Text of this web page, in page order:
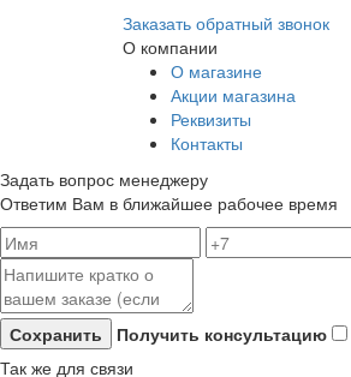
Заказать обратный звонок
О компании
О магазине
Акции магазина
Реквизиты
Контакты
Задать вопрос менеджеру
Ответим Вам в ближайшее рабочее время
Получить консультацию
Так же для связи